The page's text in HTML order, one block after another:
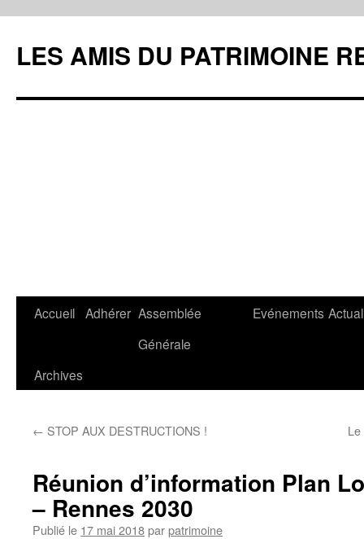
LES AMIS DU PATRIMOINE
Aller
contenu
Accueil Adhérer Assemblée
Générale
Evénements
Archives
← STOP AUX DESTRUCTIONS !
Réunion d’information Plan
– Rennes 2030
Publié le 17 mai 2018parpatrimoine